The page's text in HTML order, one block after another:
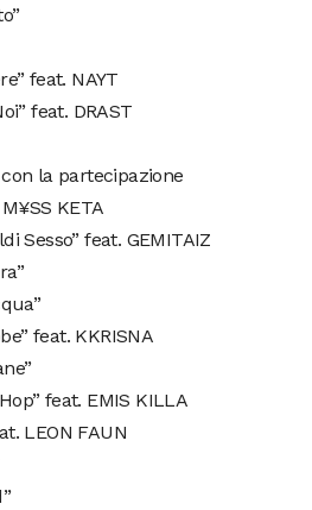
feat. NAYT
feat. DRAST
la partecipazione
KETA
feat. GEMITAIZ
feat. KKRISNA
feat. EMIS KILLA
LEON FAUN